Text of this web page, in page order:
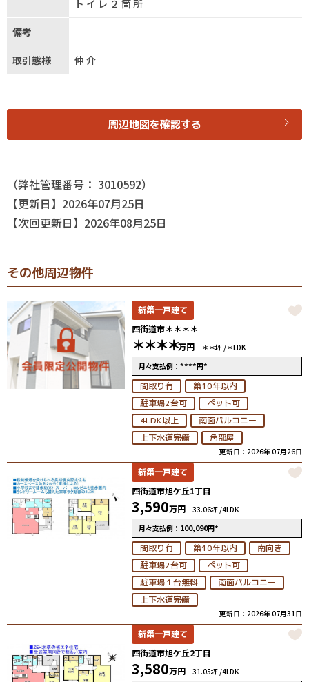
トイレ２箇所
備考
取引態様 仲介
周辺地図を確認する
（弊社管理番号： 3010592）
【更新日】2026年07月25日
【次回更新日】2026年08月25日
その他周辺物件
新築一戸建て
四街道市＊＊＊＊
＊＊＊＊万円 ＊＊坪 /＊LDK
月々支払例：****円*
間取り有
築10年以内
駐車場2台可
ペット可
4LDK以上
南面バルコニー
上下水道完備
角部屋
更新日：2026年 07月26日
新築一戸建て
四街道市旭ケ丘1丁目
3,590万円 33.06坪 /4LDK
月々支払例： 100,090円*
間取り有 築10年以内
南向き
駐車場2台可
ペット可
駐車場１台無料
南面バルコニー
上下水道完備
更新日：2026年 07月31日
新築一戸建て
四街道市旭ケ丘2丁目
3,580万円 31.05坪 /4LDK